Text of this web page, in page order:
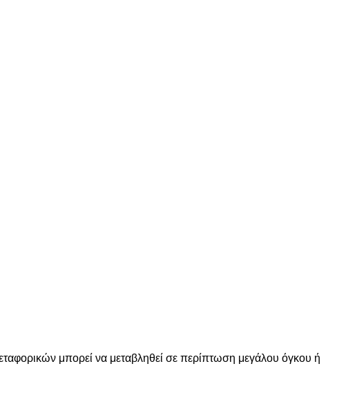
μπορεί να μεταβληθεί σε περίπτωση μεγάλου όγκου ή